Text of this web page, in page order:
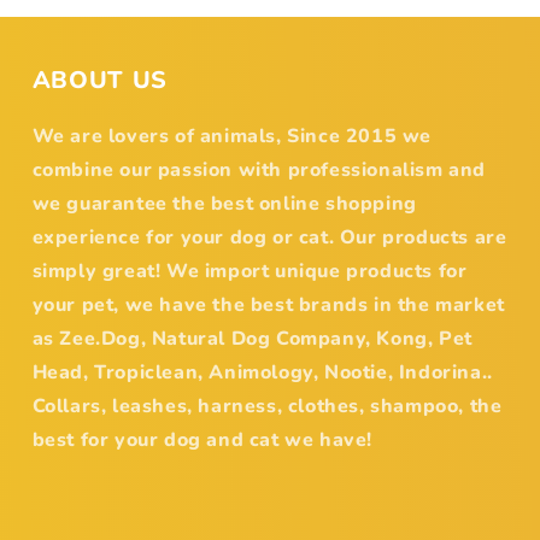
ABOUT US
We are lovers of animals, Since 2015 we
combine our passion with professionalism and
we guarantee the best online shopping
experience for your dog or cat. Our products are
simply great! We import unique products for
your pet, we have the best brands in the market
as Zee.Dog, Natural Dog Company, Kong, Pet
Head, Tropiclean, Animology, Nootie, Indorina..
Collars, leashes, harness, clothes, shampoo, the
best for your dog and cat we have!